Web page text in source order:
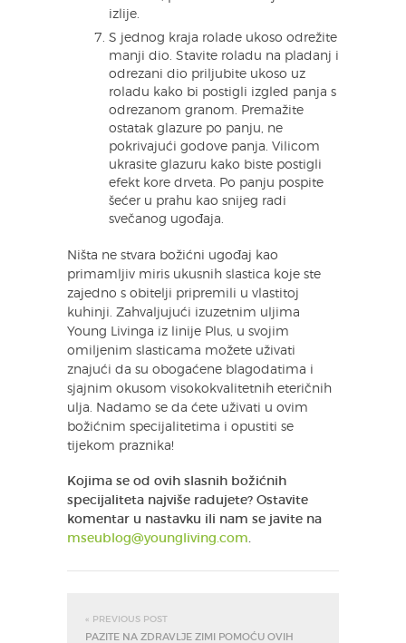
izlije.
S jednog kraja rolade ukoso odrežite
manji dio. Stavite roladu na pladanj i
odrezani dio priljubite ukoso uz
roladu kako bi postigli izgled panja s
odrezanom granom. Premažite
ostatak glazure po panju, ne
pokrivajući godove panja. Vilicom
ukrasite glazuru kako biste postigli
efekt kore drveta. Po panju pospite
šećer u prahu kao snijeg radi
svečanog ugođaja.
Ništa ne stvara božićni ugođaj kao
primamljiv miris ukusnih slastica koje ste
zajedno s obitelji pripremili u vlastitoj
kuhinji. Zahvaljujući izuzetnim uljima
Young Livinga iz linije Plus, u svojim
omiljenim slasticama možete uživati
znajući da su obogaćene blagodatima i
sjajnim okusom visokokvalitetnih eteričnih
ulja. Nadamo se da ćete uživati u ovim
božićnim specijalitetima i opustiti se
tijekom praznika!
Kojima se od ovih slasnih božićnih
specijaliteta najviše radujete? Ostavite
komentar u nastavku ili nam se javite na
mseublog@youngliving.com
« PREVIOUS POST
PAZITE NA ZDRAVLJE ZIMI POMOĆU OVIH